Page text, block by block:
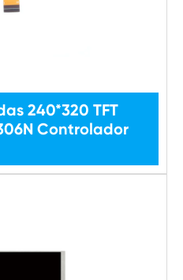
240*320 TFT
Controlador